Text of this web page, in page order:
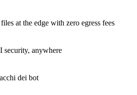
at the edge with zero egress fees
security, anywhere
dei bot